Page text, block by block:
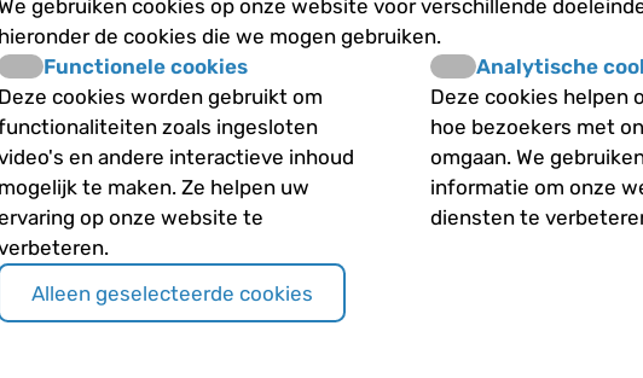
zal me mijn hele leven blijven achtervolgen.
was er niet. Ik wilde de juf helpen en toen heb ik
dat ze maar op de gang moesten afkoelen. Ik
gemaakt. Ik was toen zeven jaar. Daarna
ik een gevaar was voor de klas en mijn
ik naar het speciaal onderwijs gegaan en daar
ik was bang dat ik bepaalde ziektes had.
de juf gelijk: welke ziekte heb je vandaag
In 2014 ben ik van het speciaal middelbaar
school gegaan. Ik had weer veel angsten. Toen
gegaan en daarna af en toe naar een school hier
gebruiken cookies op onze website voor verschillende
hieronder de cookies die we mogen gebruiken.
Functionele cookies
Deze cookies worden gebruikt om
zoals ingesloten
en andere interactieve inhoud
mogelijk te maken. Ze helpen uw
op onze website te
Analytische
Deze cookies helpen
hoe bezoekers met
omgaan. We
informatie om onze
diensten te
Alleen geselecteerde cookies